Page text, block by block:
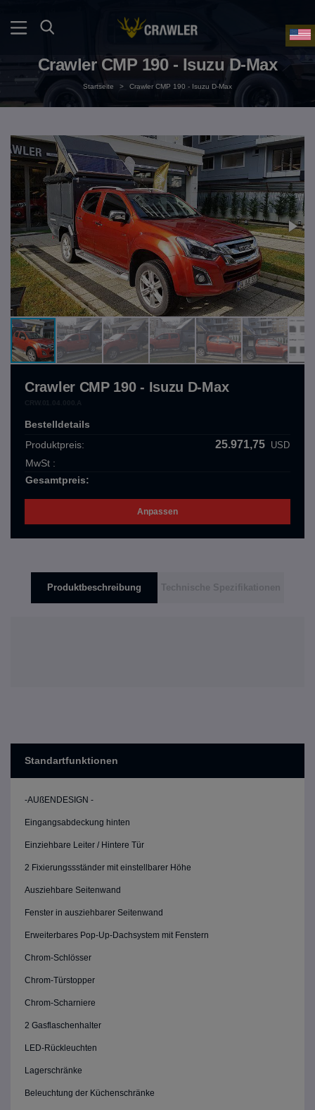
Crawler CMP 190 - Isuzu D-Max
Startseite > Crawler CMP 190 - Isuzu D-Max
Crawler CMP 190 - Isuzu D-Max
Bestelldetails
Produktpreis:
25.971,75 USD
MwSt :
Gesamtpreis:
Anpassen
Produktbeschreibung Technische Spezifikationen
Standartfunktionen
-AUßENDESIGN -
Eingangsabdeckung hinten
Einziehbare Leiter / Hintere Tür
2 Fixierungssständer mit einstellbarer Höhe
Ausziehbare Seitenwand
Fenster in ausziehbarer Seitenwand
Erweiterbares Pop-Up-Dachsystem mit Fenstern
Chrom-Schlösser
Chrom-Türstopper
Chrom-Scharniere
2 Gasflaschenhalter
LED-Rückleuchten
Lagerschränke
Beleuchtung der Küchenschränke